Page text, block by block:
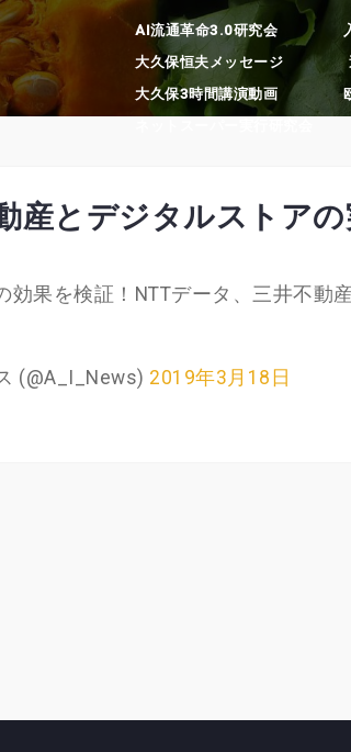
AI流通革命3.0研究会
大久保恒夫メッセージ
大久保3時間講演動画
産とデジタルストア
効果を検証！NTTデータ、三井不動
(@A_I_News) 2019年3月18日